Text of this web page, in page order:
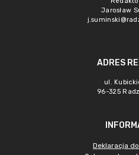
Jarosław
ADRES
ul.
96-325
Deklaracja